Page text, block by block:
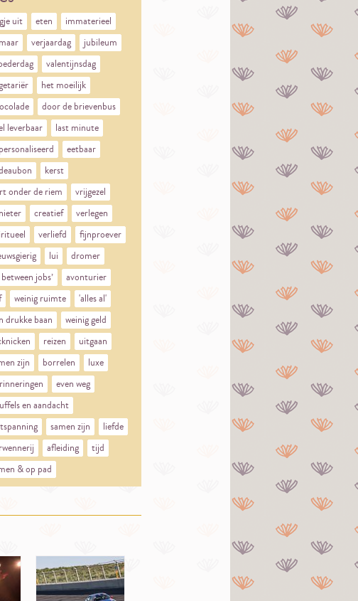
uit eten
immaterieel
verjaardag
jubileum
valentijnsdag
het moeilijk
door de brievenbus
leverbaar
last minute
eetbaar
kerst
onder de riem
vrijgezel
creatief
verlegen
verliefd
fijnproever
lui
dromer
between jobs’
avonturier
weinig ruimte
'alles al'
drukke baan
weinig geld
reizen
uitgaan
zijn
borrelen
luxe
even weg
en aandacht
samen zijn
liefde
afleiding
tijd
& op pad